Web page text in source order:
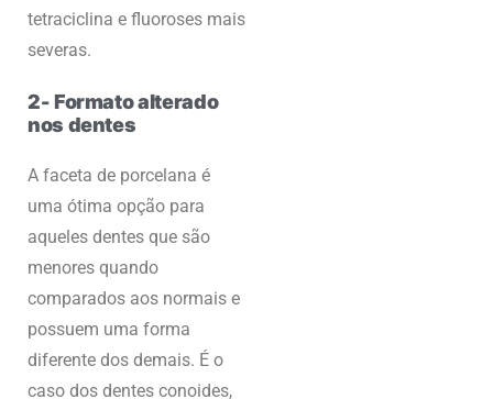
tetraciclina e fluoroses mais
severas.
2- Formato alterado
nos dentes
A faceta de porcelana é
uma ótima opção para
aqueles dentes que são
menores quando
comparados aos normais e
possuem uma forma
diferente dos demais. É o
caso dos dentes conoides,